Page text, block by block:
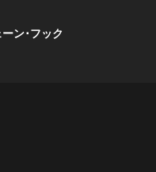
ン･フック